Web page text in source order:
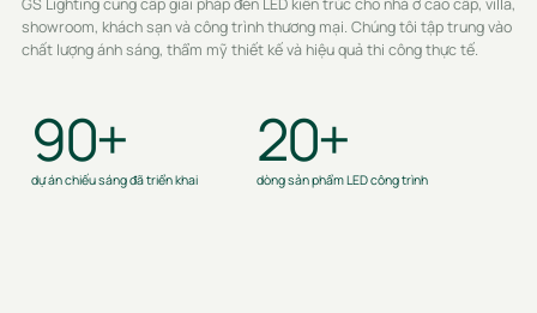
GS Lighting cung cấp giải pháp đèn LED kiến trúc cho nhà ở cao cấp, villa,
showroom, khách sạn và công trình thương mại. Chúng tôi tập trung vào
chất lượng ánh sáng, thẩm mỹ thiết kế và hiệu quả thi công thực tế.
90+
dự án chiếu sáng đã triển khai
20+
dòng sản phẩm LED công trình